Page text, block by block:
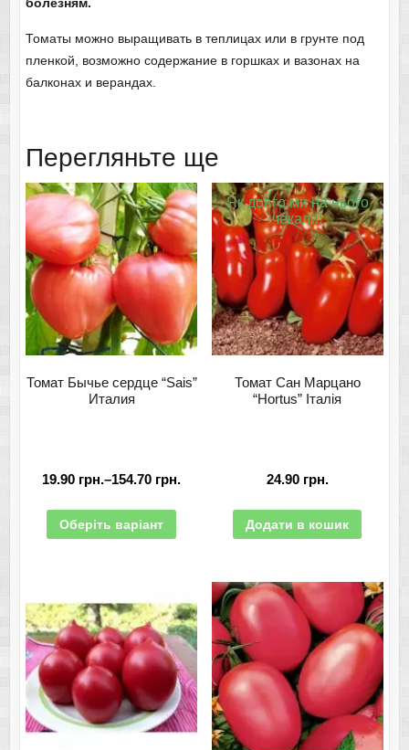
болезням.
Томаты можно выращивать в теплицах или в грунте под
пленкой, возможно содержание в горшках и вазонах на
балконах и верандах.
Перегляньте ще
Томат Бычье сердце “Sais”
Италия
19.90 грн.–154.70 грн.
Оберіть варіант
Як довго ми на нього
чекали!
Томат Сан Марцано
“Hortus” Італія
24.90 грн.
Додати в кошик